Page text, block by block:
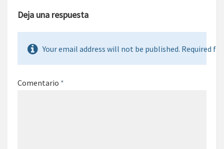
Deja una respuesta
Your email address will not be published. Required
Comentario *